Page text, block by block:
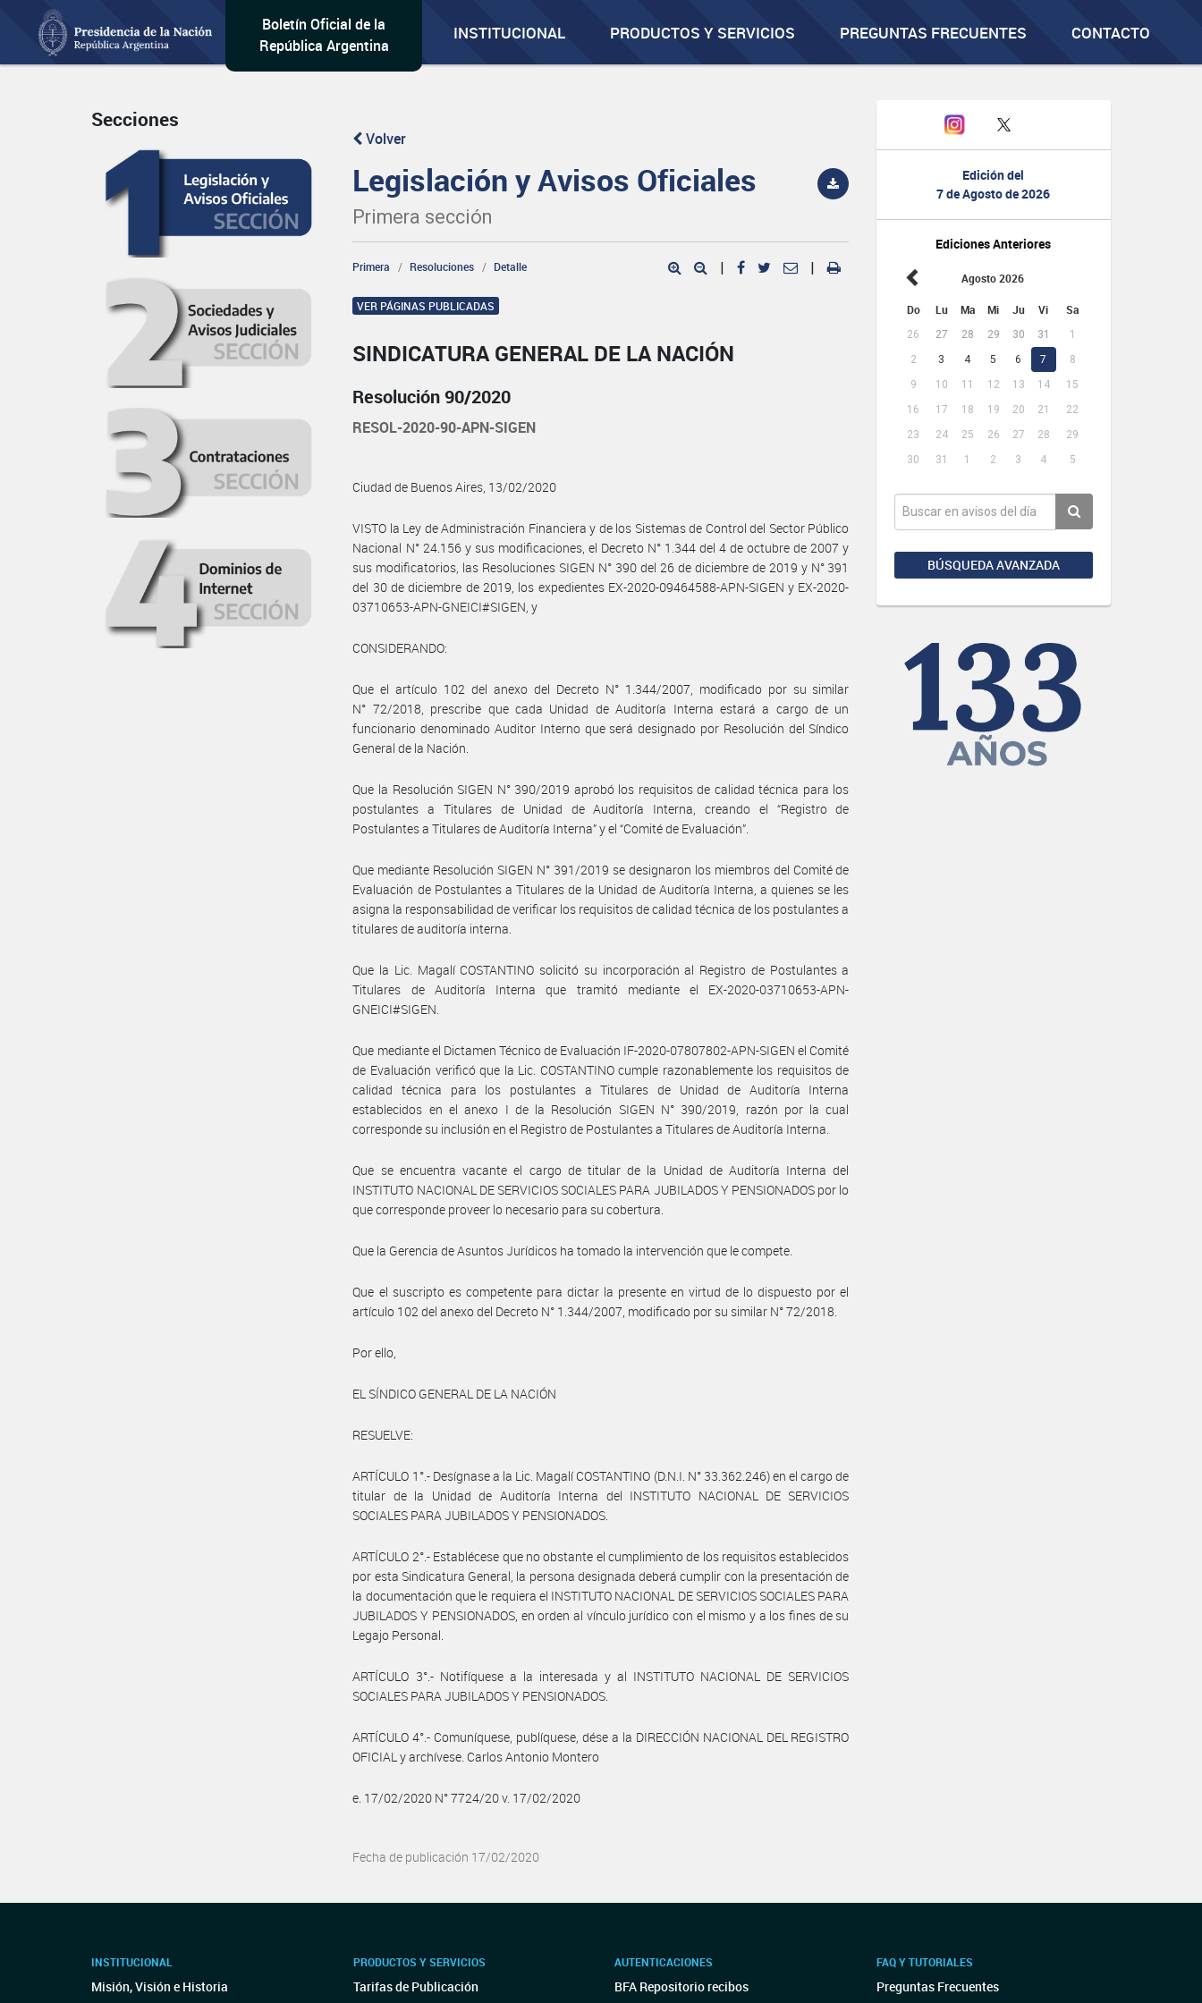
Boletín Oficial de la
República Argentina
INSTITUCIONAL PRODUCTOS Y SERVICIOS PREGUNTAS FRECUENTES CONTACTO
Edición del
7 de Agosto de 2026
Ediciones Anteriores
Agosto 2026
Do Lu Ma Mi Ju Vi Sa
26 27 28 29 30 31
1
2
3 4 5 6 7
8
9
10 11 12 13 14
15
16
17 18 19 20 21
22
23
24 25 26 27 28
29
30
31 1 2 3 4 5
BÚSQUEDA AVANZADA
Secciones
Volver
Legislación y Avisos Oficiales
Primera sección
Primera Resoluciones Detalle | |
VER PÁGINAS PUBLICADAS
SINDICATURA GENERAL DE LA NACIÓN
Resolución 90/2020
RESOL-2020-90-APN-SIGEN
Ciudad de Buenos Aires, 13/02/2020
VISTO la Ley de Administración Financiera y de los Sistemas de Control del Sector Público
Nacional N° 24.156 y sus modificaciones, el Decreto N° 1.344 del 4 de octubre de 2007 y
sus modificatorios, las Resoluciones SIGEN N° 390 del 26 de diciembre de 2019 y N° 391
del 30 de diciembre de 2019, los expedientes EX-2020-09464588-APN-SIGEN y EX-2020-
03710653-APN-GNEICI#SIGEN, y
CONSIDERANDO:
Que el artículo 102 del anexo del Decreto N° 1.344/2007, modificado por su similar
N° 72/2018, prescribe que cada Unidad de Auditoría Interna estará a cargo de un
funcionario denominado Auditor Interno que será designado por Resolución del Síndico
General de la Nación.
Que la Resolución SIGEN N° 390/2019 aprobó los requisitos de calidad técnica para los
postulantes a Titulares de Unidad de Auditoría Interna, creando el “Registro de
Postulantes a Titulares de Auditoría Interna” y el “Comité de Evaluación”.
Que mediante Resolución SIGEN N° 391/2019 se designaron los miembros del Comité de
Evaluación de Postulantes a Titulares de la Unidad de Auditoría Interna, a quienes se les
asigna la responsabilidad de verificar los requisitos de calidad técnica de los postulantes a
titulares de auditoría interna.
Que la Lic. Magalí COSTANTINO solicitó su incorporación al Registro de Postulantes a
Titulares de Auditoría Interna que tramitó mediante el EX-2020-03710653-APN-
GNEICI#SIGEN.
Que mediante el Dictamen Técnico de Evaluación IF-2020-07807802-APN-SIGEN el Comité
de Evaluación verificó que la Lic. COSTANTINO cumple razonablemente los requisitos de
calidad técnica para los postulantes a Titulares de Unidad de Auditoría Interna
establecidos en el anexo I de la Resolución SIGEN N° 390/2019, razón por la cual
corresponde su inclusión en el Registro de Postulantes a Titulares de Auditoría Interna.
Que se encuentra vacante el cargo de titular de la Unidad de Auditoría Interna del
INSTITUTO NACIONAL DE SERVICIOS SOCIALES PARA JUBILADOS Y PENSIONADOS por lo
que corresponde proveer lo necesario para su cobertura.
Que la Gerencia de Asuntos Jurídicos ha tomado la intervención que le compete.
Que el suscripto es competente para dictar la presente en virtud de lo dispuesto por el
artículo 102 del anexo del Decreto N° 1.344/2007, modificado por su similar N° 72/2018.
Por ello,
EL SÍNDICO GENERAL DE LA NACIÓN
RESUELVE:
ARTÍCULO 1°.- Desígnase a la Lic. Magalí COSTANTINO (D.N.I. N° 33.362.246) en el cargo de
titular de la Unidad de Auditoría Interna del INSTITUTO NACIONAL DE SERVICIOS
SOCIALES PARA JUBILADOS Y PENSIONADOS.
ARTÍCULO 2°.- Establécese que no obstante el cumplimiento de los requisitos establecidos
por esta Sindicatura General, la persona designada deberá cumplir con la presentación de
la documentación que le requiera el INSTITUTO NACIONAL DE SERVICIOS SOCIALES PARA
JUBILADOS Y PENSIONADOS, en orden al vínculo jurídico con el mismo y a los fines de su
Legajo Personal.
ARTÍCULO 3°.- Notifíquese a la interesada y al INSTITUTO NACIONAL DE SERVICIOS
SOCIALES PARA JUBILADOS Y PENSIONADOS.
ARTÍCULO 4°.- Comuníquese, publíquese, dése a la DIRECCIÓN NACIONAL DEL REGISTRO
OFICIAL y archívese. Carlos Antonio Montero
e. 17/02/2020 N° 7724/20 v. 17/02/2020
Fecha de publicación 17/02/2020
INSTITUCIONAL
Misión, Visión e Historia
PRODUCTOS Y SERVICIOS
Tarifas de Publicación
AUTENTICACIONES
BFA Repositorio recibos
FAQ Y TUTORIALES
Preguntas Frecuentes